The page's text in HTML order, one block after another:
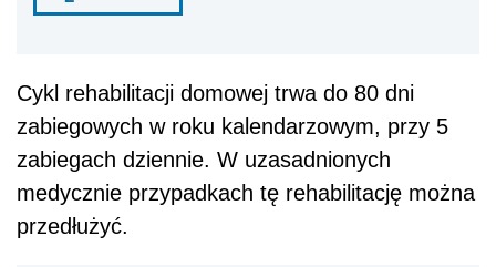
Cykl rehabilitacji domowej trwa do 80 dni
zabiegowych w roku kalendarzowym, przy 5
zabiegach dziennie. W uzasadnionych
medycznie przypadkach tę rehabilitację można
przedłużyć.